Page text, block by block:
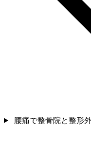
腰痛で整骨院と整形